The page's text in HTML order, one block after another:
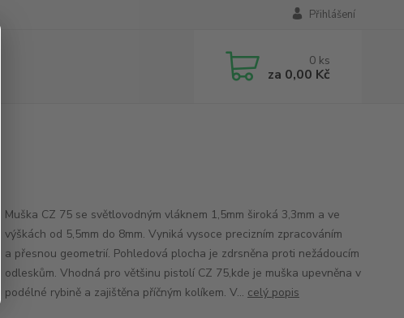
Přihlášení
0 ks
za 0,00 Kč
Muška CZ 75 se světlovodným vláknem 1,5mm široká 3,3mm a ve
výškách od 5,5mm do 8mm. Vyniká vysoce precizním zpracováním
a přesnou geometrií. Pohledová plocha je zdrsněna proti nežádoucím
odleskům. Vhodná pro většinu pistolí CZ 75,kde je muška upevněna v
podélné rybině a zajištěna příčným kolíkem. V... celý popis